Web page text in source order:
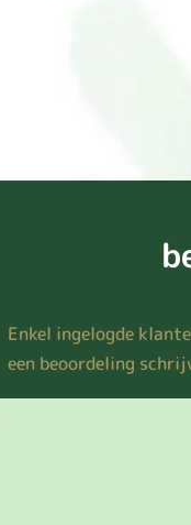
Enkel ingelogde
een beoordeling